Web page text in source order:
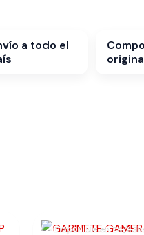
a todo el
Disponible en 24/